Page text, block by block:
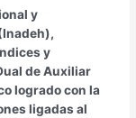
y
y
de Auxiliar
logrado con la
ligadas al